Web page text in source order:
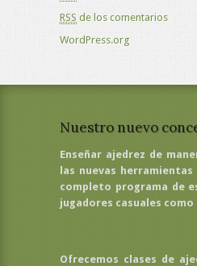
RSS de los comentarios
WordPress.org
Nuestro nuevo
Enseñar ajedrez de
las nuevas
completo programa de
jugadores casuales
Ofrecemos clases de